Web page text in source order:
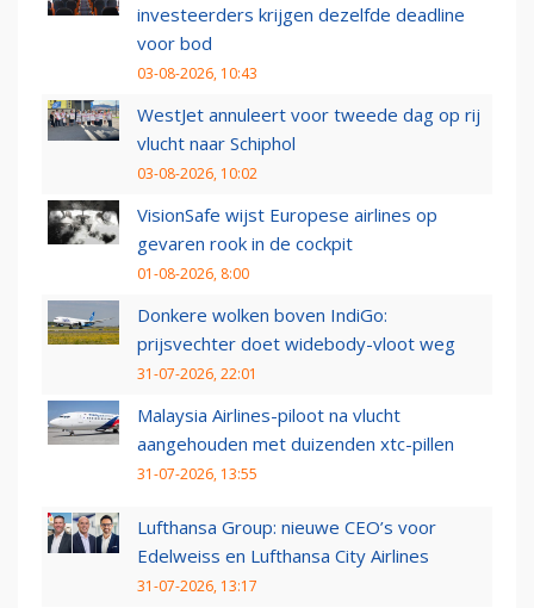
investeerders krijgen dezelfde deadline
voor bod
03-08-2026, 10:43
WestJet annuleert voor tweede dag op rij
vlucht naar Schiphol
03-08-2026, 10:02
VisionSafe wijst Europese airlines op
gevaren rook in de cockpit
01-08-2026, 8:00
Donkere wolken boven IndiGo:
prijsvechter doet widebody-vloot weg
31-07-2026, 22:01
Malaysia Airlines-piloot na vlucht
aangehouden met duizenden xtc-pillen
31-07-2026, 13:55
Lufthansa Group: nieuwe CEO’s voor
Edelweiss en Lufthansa City Airlines
31-07-2026, 13:17